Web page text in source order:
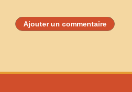
Ajouter un commentaire